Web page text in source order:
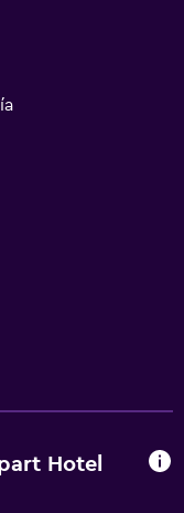
Hotel